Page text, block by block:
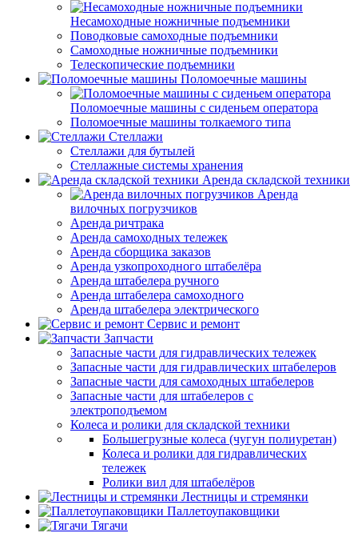
Несамоходные ножничные подъемники
Поводковые самоходные подъемники
Самоходные ножничные подъемники
Телескопические подъемники
Поломоечные машины
Поломоечные машины с сиденьем оператора
Поломоечные машины толкаемого типа
Стеллажи
Стеллажи для бутылей
Стеллажные системы хранения
Аренда складской техники
Аренда
вилочных погрузчиков
Аренда ричтрака
Аренда самоходных тележек
Аренда сборщика заказов
Аренда узкопроходного штабелёра
Аренда штабелера ручного
Аренда штабелера самоходного
Аренда штабелера электрического
Сервис и ремонт
Запчасти
Запасные части для гидравлических тележек
Запасные части для гидравлических штабелеров
Запасные части для самоходных штабелеров
Запасные части для штабелеров с
электроподъемом
Колеса и ролики для складской техники
Большегрузные колеса (чугун полиуретан)
Колеса и ролики для гидравлических
тележек
Ролики вил для штабелёров
Лестницы и стремянки
Паллетоупаковщики
Тягачи